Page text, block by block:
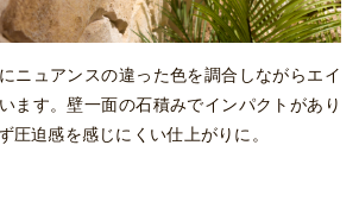
ニュアンスの違った色を調合しながらエイ
ます。壁一面の石積みでインパクトがあり
圧迫感を感じにくい仕上がりに。